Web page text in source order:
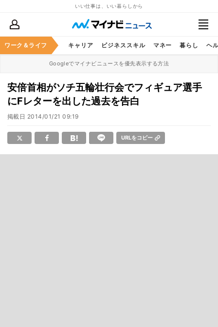
いい仕事は、いい暮らしから
ワーク＆ライフ キャリア ビジネススキル マネー 暮らし ヘ
Googleでマイナビニュースを優先表示する方法
安倍首相がソチ五輪壮行会でフィギュア選手
にFレターを出した過去を告白
掲載日 2014/01/21 09:19
URLをコピー